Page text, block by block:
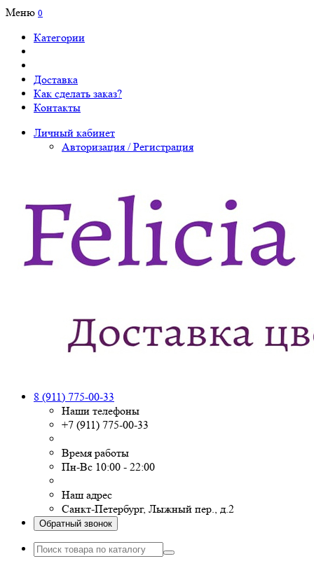
Меню 0
Категории
Доставка
Как сделать заказ?
Контакты
Личный кабинет
Авторизация / Регистрация
8 (911) 775-00-33
Наши телефоны
+7 (911) 775-00-33
Время работы
Пн-Вс 10:00 - 22:00
Наш адрес
Санкт-Петербург, Лыжный пер., д.2
Обратный звонок